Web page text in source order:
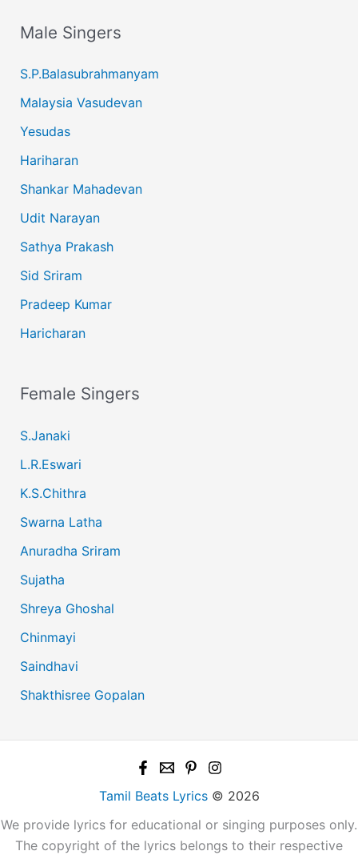
Male Singers
S.P.Balasubrahmanyam
Malaysia Vasudevan
Yesudas
Hariharan
Shankar Mahadevan
Udit Narayan
Sathya Prakash
Sid Sriram
Pradeep Kumar
Haricharan
Female Singers
S.Janaki
L.R.Eswari
K.S.Chithra
Swarna Latha
Anuradha Sriram
Sujatha
Shreya Ghoshal
Chinmayi
Saindhavi
Shakthisree Gopalan
Tamil Beats Lyrics© 2026
We provide lyrics for educational or singing purposes only.
The copyright of the lyrics belongs to their respective